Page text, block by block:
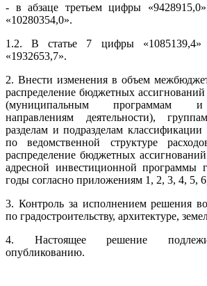
- в абзаце третьем цифры
«10280354,0».
1.2. В статье 7 цифры «1085139,4»
«1932653,7».
2. Внести изменения в объем
распределение бюджетных
(муниципальным программам и
направлениям деятельности),
разделам и подразделам
по ведомственной структуре
распределение бюджетных
адресной инвестиционной программы
годы согласно приложениям 1, 2, 3, 4, 5,
3. Контроль за исполнением решения
по градостроительству, архитектуре,
4. Настоящее решение
опубликованию.